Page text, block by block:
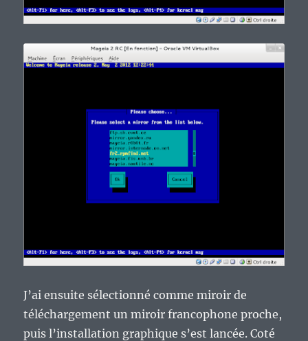
J’ai ensuite sélectionné comme miroir de
téléchargement un miroir francophone proche,
puis l’installation graphique s’est lancée. Coté